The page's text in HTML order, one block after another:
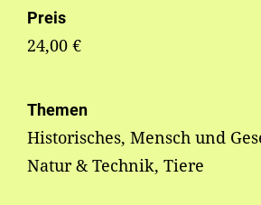
Preis
24,00 €
Themen
Historisches, Mensch und
Natur & Technik, Tiere